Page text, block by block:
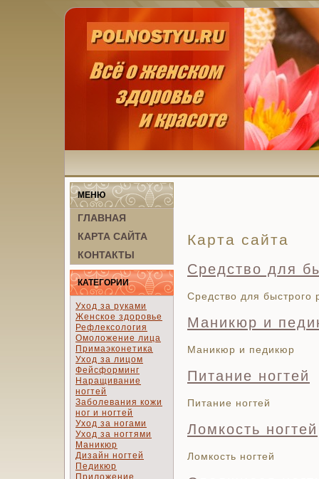
МЕНЮ
ГЛАВНАЯ
КАРТА САЙТА
КОНТАКТЫ
КАТЕГОРИИ
Уход за руками
Женское здоровье
Рефлексология
Омоложение лица
Примаэконетика
Уход за лицом
Фейсформинг
Наращивание
ногтей
Заболевания кожи
ног и ногтей
Уход за ногами
Уход за ногтями
Маникюр
Дизайн ногтей
Педикюр
Приложение
Карта сайта
Средство для
Средство для быстрого
Маникюр и
Маникюр и педикюр
Питание ногтей
Питание ногтей
Ломкость ногтей
Ломкость ногтей